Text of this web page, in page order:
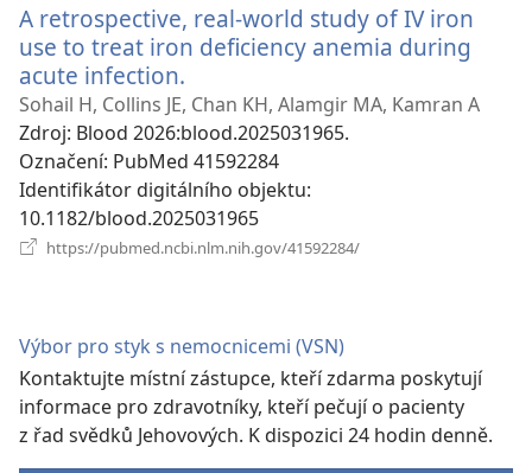
A retrospective, real-world study of IV iron
use to treat iron deficiency anemia during
acute infection.
nové
okno)
Sohail H, Collins JE, Chan KH, Alamgir MA, Kamran A
Zdroj‎: Blood 2026:blood.2025031965.
Označení‎: PubMed 41592284
Identifikátor digitálního objektu‎:
10.1182/blood.2025031965
https://pubmed.ncbi.nlm.nih.gov/41592284/
Výbor pro styk s nemocnicemi (VSN)
Kontaktujte místní zástupce, kteří zdarma poskytují
informace pro zdravotníky, kteří pečují o pacienty
z řad svědků Jehovových. K dispozici 24 hodin denně.